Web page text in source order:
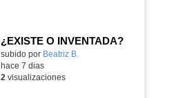
¿EXISTE O INVENTADA?
Contenido educativo.
subido por Beatriz B.
hace 7 dias
2 visualizaciones